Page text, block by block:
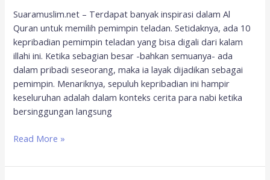
Suaramuslim.net – Terdapat banyak inspirasi dalam Al
Quran untuk memilih pemimpin teladan. Setidaknya, ada 10
kepribadian pemimpin teladan yang bisa digali dari kalam
illahi ini. Ketika sebagian besar -bahkan semuanya- ada
dalam pribadi seseorang, maka ia layak dijadikan sebagai
pemimpin. Menariknya, sepuluh kepribadian ini hampir
keseluruhan adalah dalam konteks cerita para nabi ketika
bersinggungan langsung
Read More »